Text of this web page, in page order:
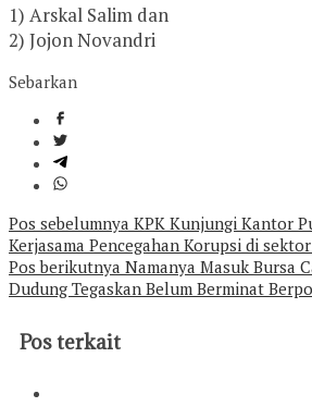
1) Arskal Salim dan
2) Jojon Novandri
Sebarkan
Navigasi
pos
Pos sebelumnya KPK Kunjungi Kantor
Kerjasama Pencegahan Korupsi di
Pos berikutnya Namanya Masuk Bursa
Dudung Tegaskan Belum Berminat
Pos terkait